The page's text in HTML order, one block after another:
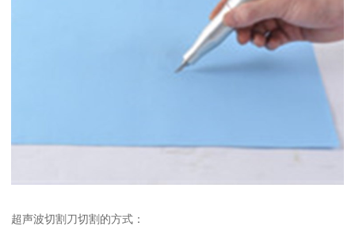
超声波切割刀切割的方式：